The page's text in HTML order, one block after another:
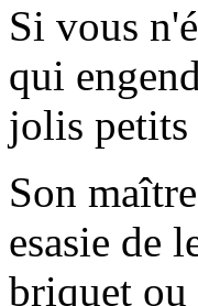
Si vous
qui
jolis petits
Son
esasie de
briquet ou